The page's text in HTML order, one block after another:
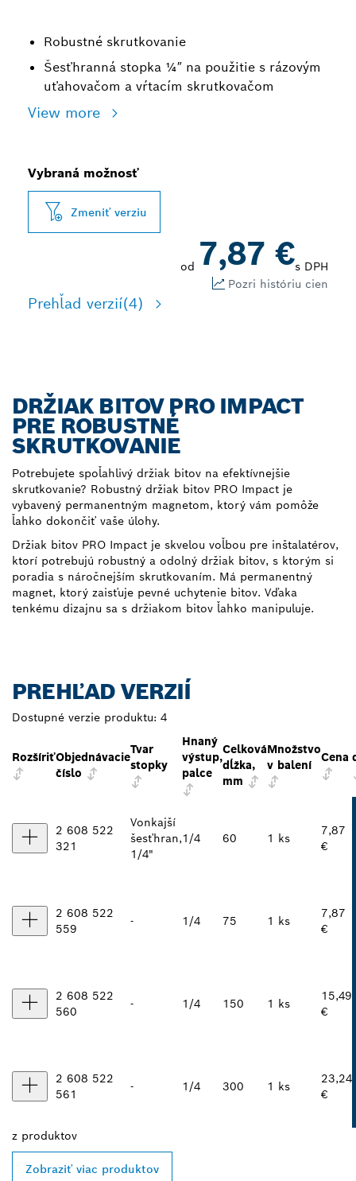
Robustné skrutkovanie
Šesťhranná stopka ¼″ na použitie s rázovým
uťahovačom a vŕtacím skrutkovačom
View more
Vybraná možnosť
Zmeniť verziu
od 7,87 €s DPH
Pozri históriu cien
Prehľad verzií(4)
DRŽIAK BITOV PRO IMPACT
PRE ROBUSTNÉ
SKRUTKOVANIE
Potrebujete spoľahlivý držiak bitov na efektívnejšie
skrutkovanie? Robustný držiak bitov PRO Impact je
vybavený permanentným magnetom, ktorý vám pomôže
ľahko dokončiť vaše úlohy.
Držiak bitov PRO Impact je skvelou voľbou pre inštalatérov,
ktorí potrebujú robustný a odolný držiak bitov, s ktorým si
poradia s náročnejším skrutkovaním. Má permanentný
magnet, ktorý zaisťuje pevné uchytenie bitov. Vďaka
tenkému dizajnu sa s držiakom bitov ľahko manipuluje.
PREHĽAD VERZIÍ
Dostupné verzie produktu: 4
RozšíriťObjednávacie
číslo
Tvar
stopky
Hnaný
výstup,
palce
Celková
dĺžka,
mm
Množstvo
v balení
Cena
2 608 522
321
Vonkajší
šesťhran,
1/4"
1/4 60 1 ks
7,87
€
2 608 522
559
- 1/4 75 1 ks
7,87
€
2 608 522
560
- 1/4 150 1 ks
15,49
€
2 608 522
561
- 1/4 300 1 ks
23,24
€
z produktov
Zobraziť viac produktov